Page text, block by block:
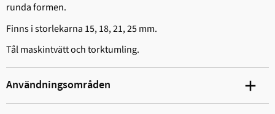
runda formen.
Finns i storlekarna 15, 18, 21, 25 mm.
Tål maskintvätt och torktumling.
Användningsområden